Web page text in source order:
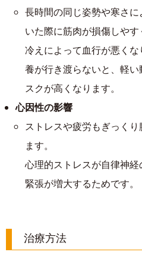
長時間の同じ姿勢や寒さ
いた際に筋肉が損傷しやす
冷えによって血行が悪く
養が行き渡らないと、軽
スクが高くなります。
心因性の影響
ストレスや疲労もぎっく
ます。
心理的ストレスが自律神
緊張が増大するためです。
治療方法